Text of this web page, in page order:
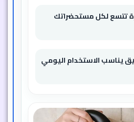
تتسع لكل مستحضراتك
يناسب الاستخدام اليومي